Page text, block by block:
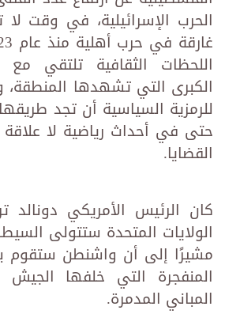
الحرب الإسرائيلية، في وقت
اللحظات الثقافية تلتقي مع
الكبرى التي تشهدها
للرمزية السياسية أن تجد
حتى في أحداث رياضية لا
القضايا.
كان الرئيس الأمريكي دونالد
الولايات المتحدة ستتولى
مشيرًا إلى أن واشنطن ستقوم
المنفجرة التي خلفها الجيش
المباني المدمرة.